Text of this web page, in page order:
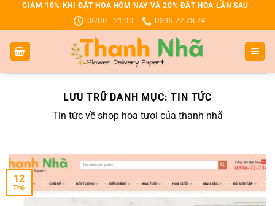
dung
GIẢM 10% KHI ĐẶT HOA HÔM NAY VÀ 20% ĐẶT HOA LẦN SAU
06:00 - 21:00 0396.72.73.74
LƯU TRỮ DANH MỤC:TIN TỨC
Tin tức về shop hoa tươi của thanh nhã
12
Th6